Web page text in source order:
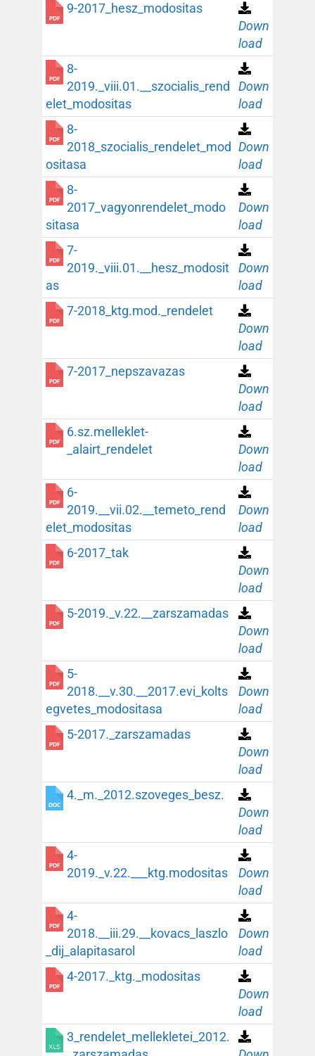
9-2017_hesz_modositas
Down
load
8-
2019._viii.01.__szocialis_rend
elet_modositas
Down
load
8-
2018_szocialis_rendelet_mod
ositasa
Down
load
8-
2017_vagyonrendelet_modo
sitasa
Down
load
7-
2019._viii.01.__hesz_modosit
as
Down
load
7-2018_ktg.mod._rendelet
Down
load
7-2017_nepszavazas
Down
load
6.sz.melleklet-
_alairt_rendelet
Down
load
6-
2019.__vii.02.__temeto_rend
elet_modositas
Down
load
6-2017_tak
Down
load
5-2019._v.22.__zarszamadas
Down
load
5-
2018.__v.30.__2017.evi_kolts
egvetes_modositasa
Down
load
5-2017._zarszamadas
Down
load
4._m._2012.szoveges_besz.
Down
load
4-
2019._v.22.___ktg.modositas
Down
load
4-
2018.__iii.29.__kovacs_laszlo
_dij_alapitasarol
Down
load
4-2017._ktg._modositas
Down
load
3_rendelet_mellekletei_2012.